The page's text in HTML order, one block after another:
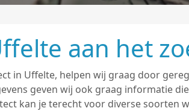
aan het
in Uffelte, helpen wij graag door
geven wij ook graag informatie
kan je terecht voor diverse soorten